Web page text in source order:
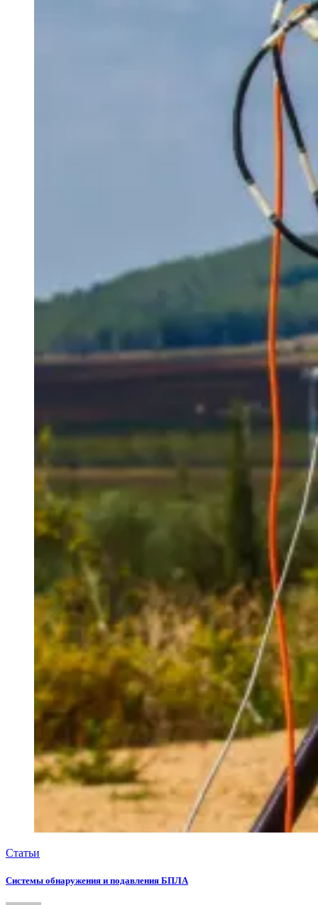
Статьи
Системы обнаружения и подавления БПЛА